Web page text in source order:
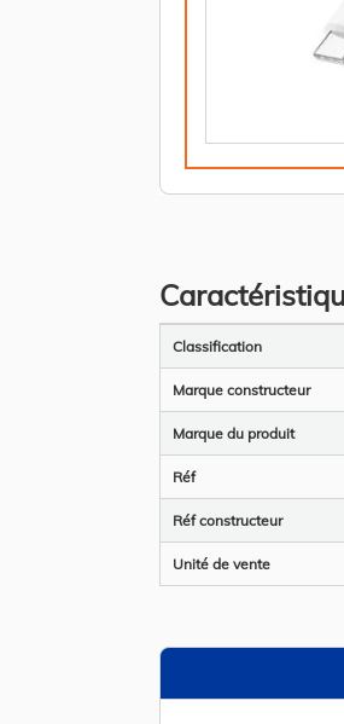
d’information
Classification
Marque constructeur
Marque du produit
Réf
Réf constructeur
Unité de vente